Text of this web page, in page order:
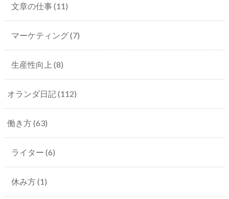
文章の仕事(11)
マーケティング(7)
生産性向上 (8)
オランダ日記(112)
働き方(63)
ライター (6)
休み方(1)